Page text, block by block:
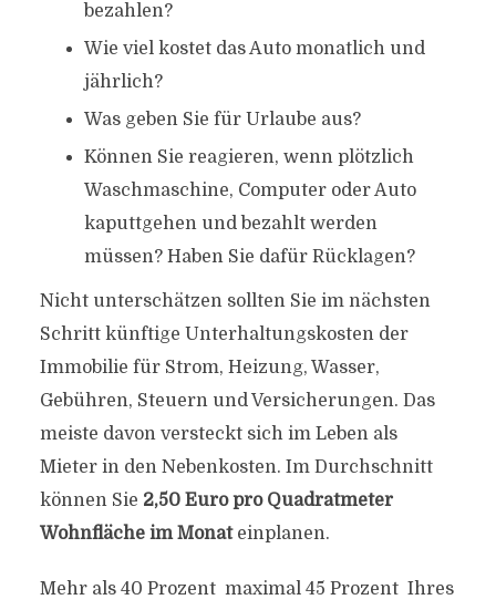
bezahlen?
Wie viel kostet das Auto monatlich und
jährlich?
Was geben Sie für Urlaube aus?
Können Sie reagieren, wenn plötzlich
Waschmaschine, Computer oder Auto
kaputtgehen und bezahlt werden
müssen? Haben Sie dafür Rücklagen?
Nicht unterschätzen sollten Sie im nächsten
Schritt künftige Unterhaltungskosten der
Immobilie für Strom, Heizung, Wasser,
Gebühren, Steuern und Versicherungen. Das
meiste davon versteckt sich im Leben als
Mieter in den Nebenkosten. Im Durchschnitt
können Sie 2,50 Euro pro Quadratmeter
Wohnfläche im Monateinplanen.
Mehr als 40 Prozent  maximal 45 Prozent  Ihres